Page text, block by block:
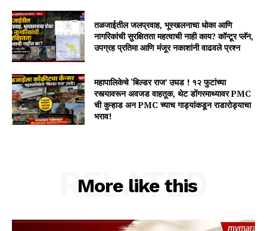
तळजाईतील जलप्रवाह, भूस्खलनाचा धोका आणि
नागरिकांची सुरक्षितता महत्वाची नाही काय? कॉन्टूर प्लॅन,
उपग्रह प्रतिमा आणि मंजूर नकाशांनी वाढवले प्रश्न
महापालिकेचे ‘बिल्डर राज’ उघड ! १२ फुटांच्या
रस्त्यावरून अवजड वाहतूक, थेट डोंगरमाथ्यावर PMC
ची कुऱ्हाड अन PMC च्याच गाड्यांकडून राडारोड्याचा
भराव!
More like this
RELATED